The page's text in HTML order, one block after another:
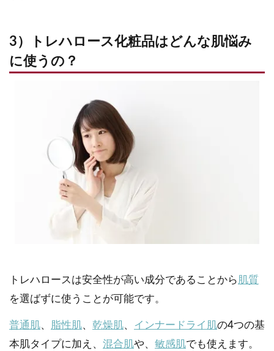
3）トレハロース化粧品はどんな肌悩み
に使うの？
トレハロースは安全性が高い成分であることから 肌質
を選ばずに使うことが可能です。
普通肌、 脂性肌、 乾燥肌、 インナードライ肌の4つの基
本肌タイプに加え、 混合肌や、 敏感肌でも使えます。